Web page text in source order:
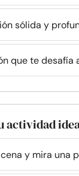
sólida y
que te desafía
actividad
y mira una